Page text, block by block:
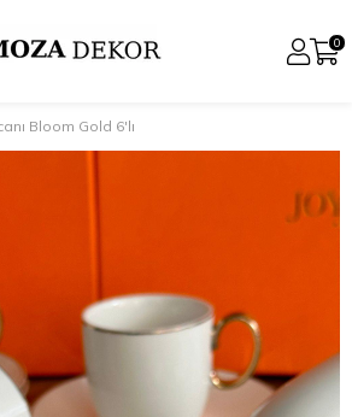
0
Bloom Gold 6'lı